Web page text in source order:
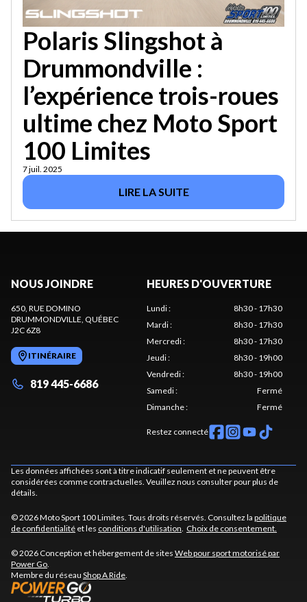
Polaris Slingshot à
Drummondville :
l’expérience trois-roues
ultime chez Moto Sport
100 Limites
7 juil. 2025
LIRE LA SUITE
NOUS JOINDRE
650, RUE DOMINO
DRUMMONDVILLE, QUÉBEC
J2C 6Z8
ITINÉRAIRE
819 445-6686
HEURES D'OUVERTURE
Lundi:
8h30 - 17h30
Mardi:
8h30 - 17h30
Mercredi:
8h30 - 17h30
Jeudi:
8h30 - 19h00
Vendredi:
8h30 - 19h00
Samedi:
Fermé
Dimanche: Fermé
Restez connecté
Les données affichées sont à titre indicatif seulement et ne peuvent être
considérées comme contractuelles. Veuillez nous consulter pour plus de
détails.
© 2026 Moto Sport 100 Limites. Tous droits réservés. Consultez la politique
de confidentialité et les conditions d'utilisation. Choix de consentement.
© 2026 Conception et hébergement de sites Web pour sport motorisé par
Power Go.
Membre du réseau Shop A Ride.